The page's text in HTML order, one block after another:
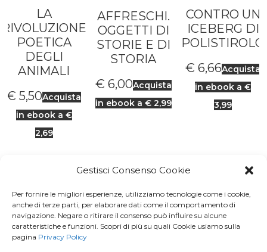
Gestisci Consenso Cookie
Per fornire le migliori esperienze, utilizziamo tecnologie come i cookie,
anche di terze parti, per elaborare dati come il comportamento di
navigazione. Negare o ritirare il consenso può influire su alcune
caratteristiche e funzioni. Scopri di più su quali Cookie usiamo sulla
pagina Privacy Policy
LA
RIVOLUZIONE
POETICA
DEGLI
ANIMALI
€ 5,50Acquista
in ebook a €
2,69
AFFRESCHI.
OGGETTI DI
STORIE E DI
STORIA
€ 6,00Acquista
in ebook a € 2,99
CONTRO UN
ICEBERG DI
POLISTIROLO
€ 6,66Acquista
in ebook a €
3,99
Iscriviti aMacondo Post, la
Newsletter di BuendiaBooks